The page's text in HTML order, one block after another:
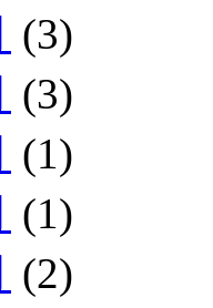
(3)
(3)
(1)
(1)
(2)